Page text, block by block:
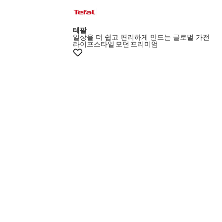
15%쿠폰
테팔
일상을 더 쉽고 편리하게 만드는 글로벌 가전
라이프스타일 모던 프리미엄